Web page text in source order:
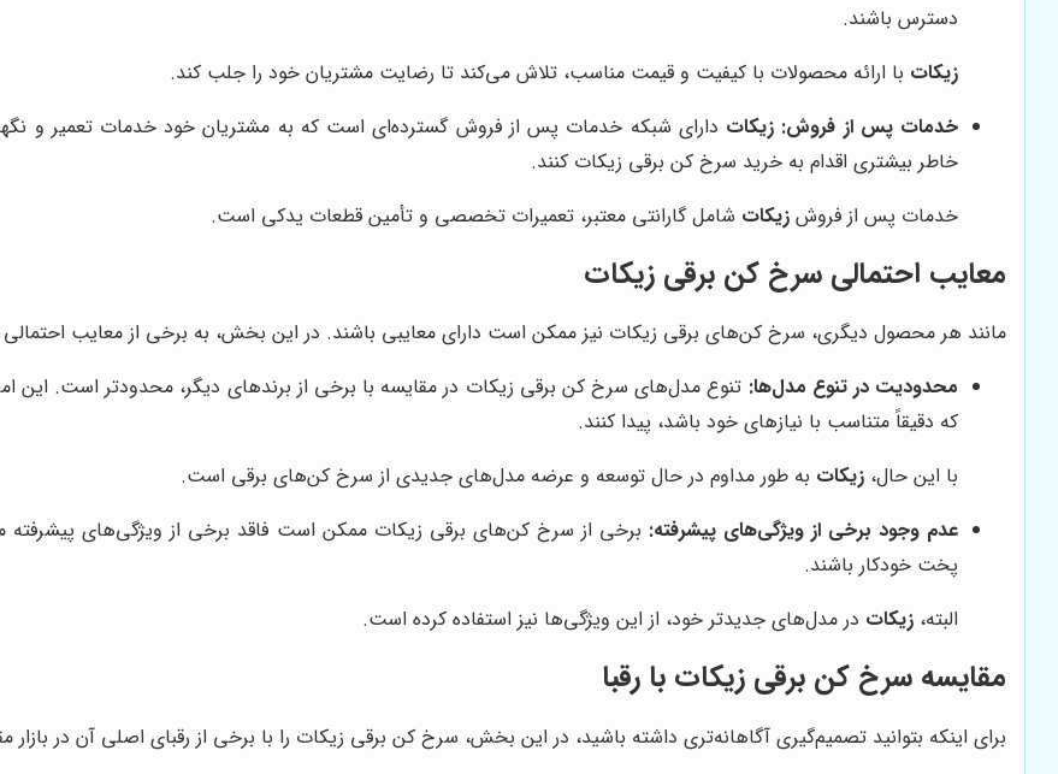
دسترس باشند.
زیکات با ارائه محصولات با کیفیت و قیمت مناسب، تلاش می‌کند تا رضایت مشتریان خود را جلب کند.
خدمات پس از فروش: زیکات دارای شبکه خدمات پس از فروش گسترده‌ای است که به مشتریان خود خدمات تعمیر و
خاطر بیشتری اقدام به خرید سرخ کن برقی زیکات کنند.
خدمات پس از فروش زیکات شامل گارانتی معتبر، تعمیرات تخصصی و تأمین قطعات یدکی است.
معایب احتمالی سرخ کن برقی زیکات
مانند هر محصول دیگری، سرخ کن‌های برقی زیکات نیز ممکن است دارای معایبی باشند. در این بخش، به برخی از معایب
محدودیت در تنوع مدل‌ها: تنوع مدل‌های سرخ کن برقی زیکات در مقایسه با برخی از برندهای دیگر، محدودتر است. این
که دقیقاً متناسب با نیازهای خود باشد، پیدا کنند.
با این حال، زیکات به طور مداوم در حال توسعه و عرضه مدل‌های جدیدی از سرخ کن‌های برقی است.
عدم وجود برخی از ویژگی‌های پیشرفته: برخی از سرخ کن‌های برقی زیکات ممکن است فاقد برخی از ویژگی‌های
پخت خودکار باشند.
البته، زیکات در مدل‌های جدیدتر خود، از این ویژگی‌ها نیز استفاده کرده است.
مقایسه سرخ کن برقی زیکات با رقبا
برای اینکه بتوانید تصمیم‌گیری آگاهانه‌تری داشته باشید، در این بخش، سرخ کن برقی زیکات را با برخی از رقبای اصلی آن در بازار